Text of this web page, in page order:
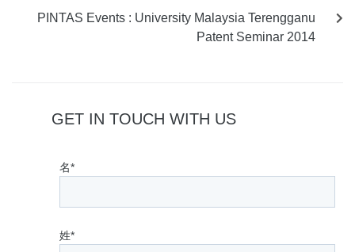
PINTAS Events : University Malaysia Terengganu
Patent Seminar 2014
GET IN TOUCH WITH US
名*
姓*